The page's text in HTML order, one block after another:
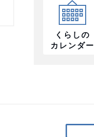
くらしの
カレンダー